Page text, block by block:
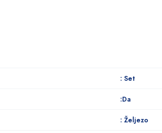
: Set
:Da
: Željezo